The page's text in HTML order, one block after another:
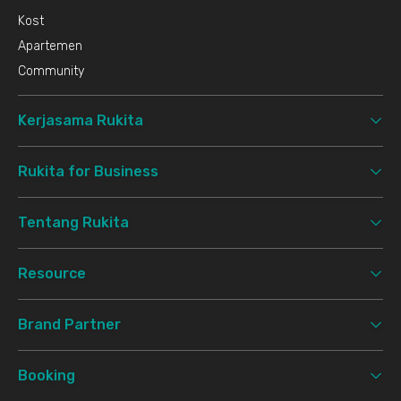
Kost
Apartemen
Community
Kerjasama Rukita
Rukita for Business
Tentang Rukita
Resource
Brand Partner
Booking